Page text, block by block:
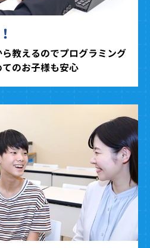
教えるのでプログラミング
のお子様も安心